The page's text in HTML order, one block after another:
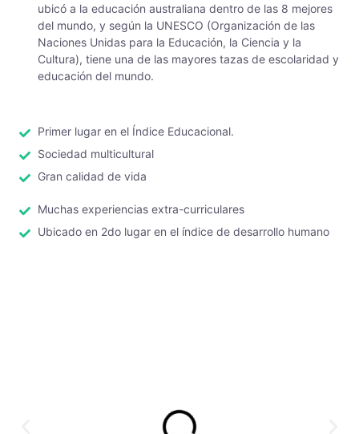
ubicó a la educación australiana dentro de las 8 mejores
del mundo, y según la UNESCO (Organización de las
Naciones Unidas para la Educación, la Ciencia y la
Cultura), tiene una de las mayores tazas de escolaridad y
educación del mundo.
Primer lugar en el Índice Educacional.
Sociedad multicultural
Gran calidad de vida
Muchas experiencias extra-curriculares
Ubicado en 2do lugar en el índice de desarrollo humano